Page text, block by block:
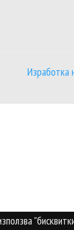
Изработка